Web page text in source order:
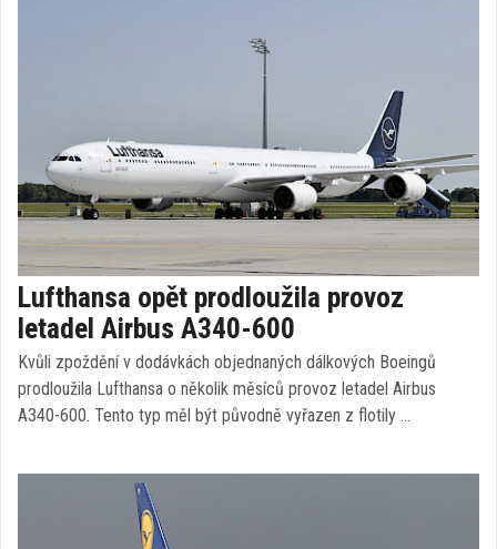
Lufthansa opět prodloužila provoz
letadel Airbus A340-600
Kvůli zpoždění v dodávkách objednaných dálkových Boeingů
prodloužila Lufthansa o několik měsíců provoz letadel Airbus
A340-600. Tento typ měl být původně vyřazen z flotily …